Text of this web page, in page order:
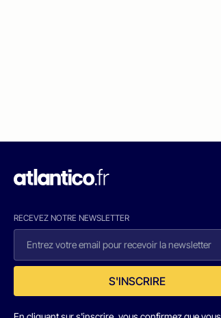
RECEVEZ NOTRE NEWSLETTER
S'INSCRIRE